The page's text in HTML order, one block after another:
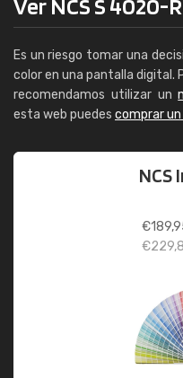
Ver NCS S 4020-
Es un riesgo tomar una
color en una pantalla digital.
recomendamos utilizar un
esta web puedes comprar
NCS
€
€